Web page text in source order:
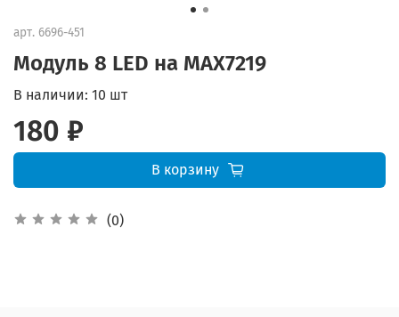
арт. 6696-451
Модуль 8 LED на MAX7219
(0)
В наличии: 10 шт
180 ₽
В корзину